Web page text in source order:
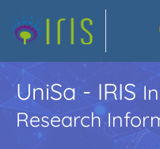
UniSa - IRIS
Research